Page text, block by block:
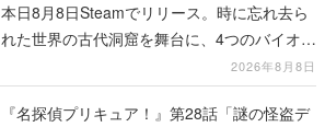
本日8月8日Steamでリリース。時に忘れ去ら
れた世界の古代洞窟を舞台に、4つのバイオー
2026年8月8日
『名探偵プリキュア！』第28話「謎の怪盗デ